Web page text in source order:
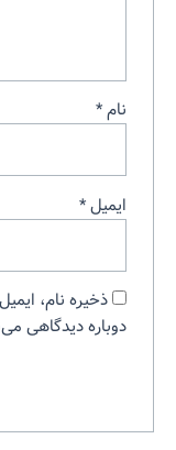
نام*
ایمیل*
ذخیره نام،
دوباره دیدگاهی